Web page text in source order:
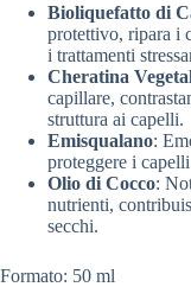
Bioliquefatto di
protettivo, ripara i
i trattamenti
Cheratina
capillare,
struttura ai capelli.
Emisqualano:
proteggere i
Olio di Cocco:
nutrienti,
secchi.
Formato: 50 ml